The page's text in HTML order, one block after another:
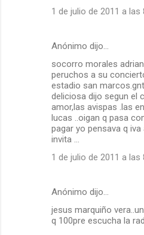
1 de julio de 2011 a las
Anónimo dijo…
socorro morales
peruchos a su
estadio san
deliciosa dijo segun el
amor,las avispas .las
lucas ..oigan q pasa
pagar yo pensava q
invita ...
1 de julio de 2011 a las
Anónimo dijo…
jesus marquiño
q 100pre escucha la